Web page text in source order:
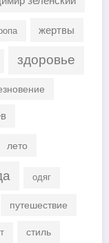
жертвы
здоровье
лето
одяг
путешествие
стиль